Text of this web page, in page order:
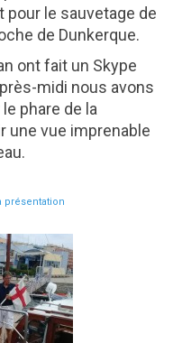
le sauvetage de
de Dunkerque.
ont fait un Skype
midi nous avons
phare de la
une vue imprenable
présentation